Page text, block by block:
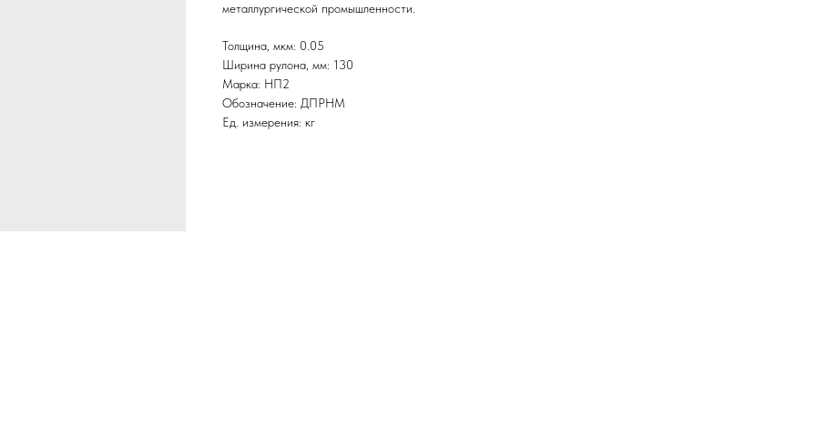
металлургической промышленности.
Толщина, мкм: 0.05
Ширина рулона, мм: 130
Марка: НП2
Обозначение: ДПРНМ
Ед. измерения: кг